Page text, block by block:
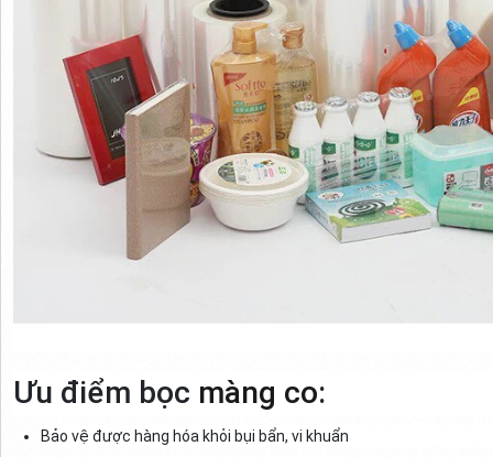
Ưu điểm bọc màng co:
Bảo vệ được hàng hóa khỏi bụi bẩn, vi khuẩn